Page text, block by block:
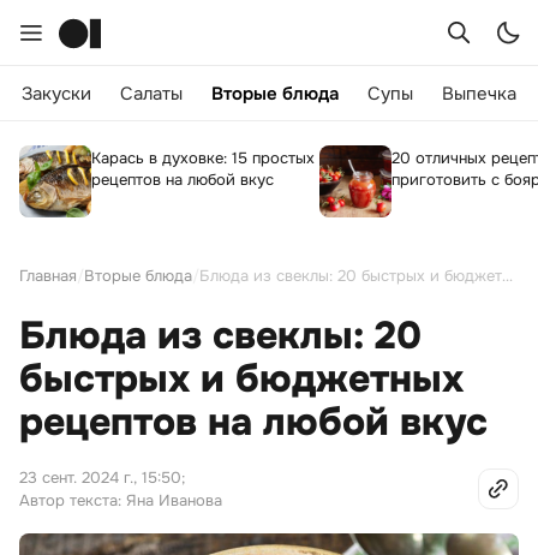
Закуски Салаты Вторые блюда Супы Выпечка
Карась в духовке: 15 простых
рецептов на любой вкус
20 отличных
приготовить с
Главная Вторые блюда Блюда из свеклы: 20 быстрых и бюджетных рецептов на любой вкус
Блюда из свеклы: 20
быстрых и бюджетных
рецептов на любой вкус
23 сент. 2024 г., 15:50;
Автор текста: Яна Иванова